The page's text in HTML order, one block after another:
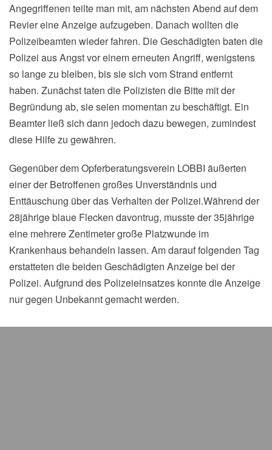
Angegriffenen teilte man mit, am nächsten Abend auf dem
Revier eine Anzeige aufzugeben. Danach wollten die
Polizeibeamten wieder fahren. Die Geschädigten baten die
Polizei aus Angst vor einem erneuten Angriff, wenigstens
so lange zu bleiben, bis sie sich vom Strand entfernt
haben. Zunächst taten die Polizisten die Bitte mit der
Begründung ab, sie seien momentan zu beschäftigt. Ein
Beamter ließ sich dann jedoch dazu bewegen, zumindest
diese Hilfe zu gewähren.
Gegenüber dem Opferberatungsverein LOBBI äußerten
einer der Betroffenen großes Unverständnis und
Enttäuschung über das Verhalten der Polizei.Während der
28jährige blaue Flecken davontrug, musste der 35jährige
eine mehrere Zentimeter große Platzwunde im
Krankenhaus behandeln lassen. Am darauf folgenden Tag
erstatteten die beiden Geschädigten Anzeige bei der
Polizei. Aufgrund des Polizeieinsatzes konnte die Anzeige
nur gegen Unbekannt gemacht werden.